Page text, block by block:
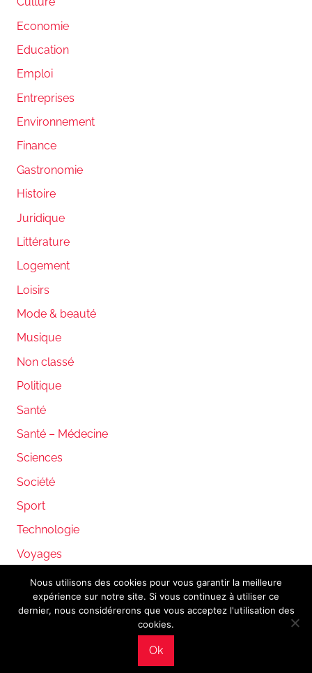
Economie
Education
Emploi
Entreprises
Environnement
Finance
Gastronomie
Histoire
Juridique
Littérature
Logement
Loisirs
Mode & beauté
Musique
Non classé
Politique
Santé
Santé – Médecine
Sciences
Société
Sport
Technologie
Voyages
WordPress Theme: Donovan by ThemeZee.
Mentions légales
Nous utilisons des cookies pour vous garantir la meilleure
expérience sur notre site. Si vous continuez à utiliser ce
dernier, nous considérerons que vous acceptez l'utilisation des
cookies.
Ok